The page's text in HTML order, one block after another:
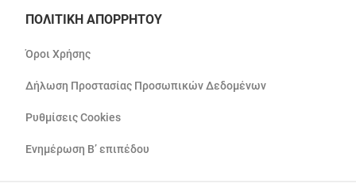
ΠΟΛΙΤΙΚΗ ΑΠΟΡΡΗΤΟΥ
Όροι Χρήσης
Δήλωση Προστασίας Προσωπικών Δεδομένων
Ρυθμίσεις Cookies
Ενημέρωση Β’ επιπέδου